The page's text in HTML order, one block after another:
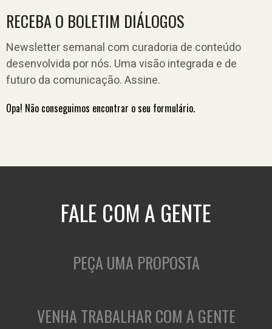
RECEBA O BOLETIM DIÁLOGOS
Newsletter semanal com curadoria de conteúdo
desenvolvida por nós. Uma visão integrada e de
futuro da comunicação. Assine.
Opa! Não conseguimos encontrar o seu formulário.
FALE COM A GENTE
PEÇA UMA PROPOSTA
VENHA TRABALHAR COM A GENTE